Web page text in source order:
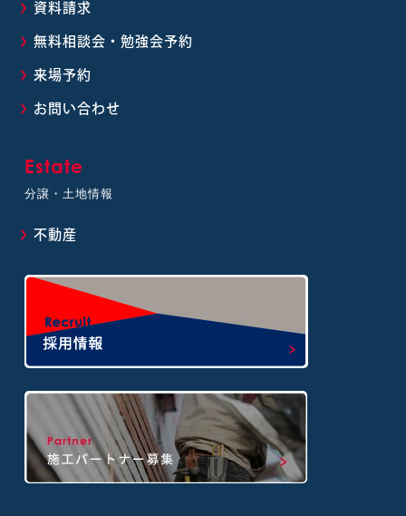
資料請求
無料相談会・勉強会予約
来場予約
お問い合わせ
Estate
分譲・土地情報
不動産